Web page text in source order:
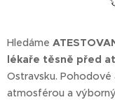
Hledáme
lékaře těsně před
Ostravsku.
atmosférou a